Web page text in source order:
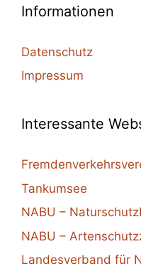
Informationen
Datenschutz
Impressum
Interessante
Tankumsee
NABU –
NABU –
Landesverband für